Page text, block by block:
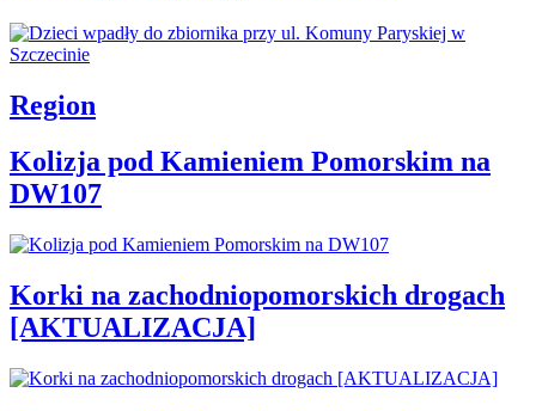
Region
Kolizja pod Kamieniem Pomorskim na
DW107
Korki na zachodniopomorskich drogach
[AKTUALIZACJA]